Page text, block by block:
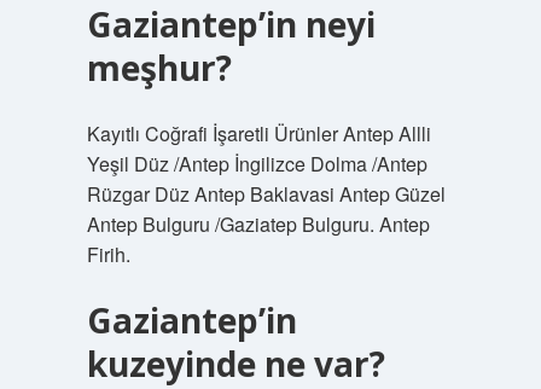
Gaziantep’in neyi
meşhur?
Kayıtlı Coğrafi İşaretli Ürünler Antep Allli
Yeşil Düz /Antep İngilizce Dolma /Antep
Rüzgar Düz Antep Baklavasi Antep Güzel
Antep Bulguru /Gaziatep Bulguru. Antep
Firih.
Gaziantep’in
kuzeyinde ne var?